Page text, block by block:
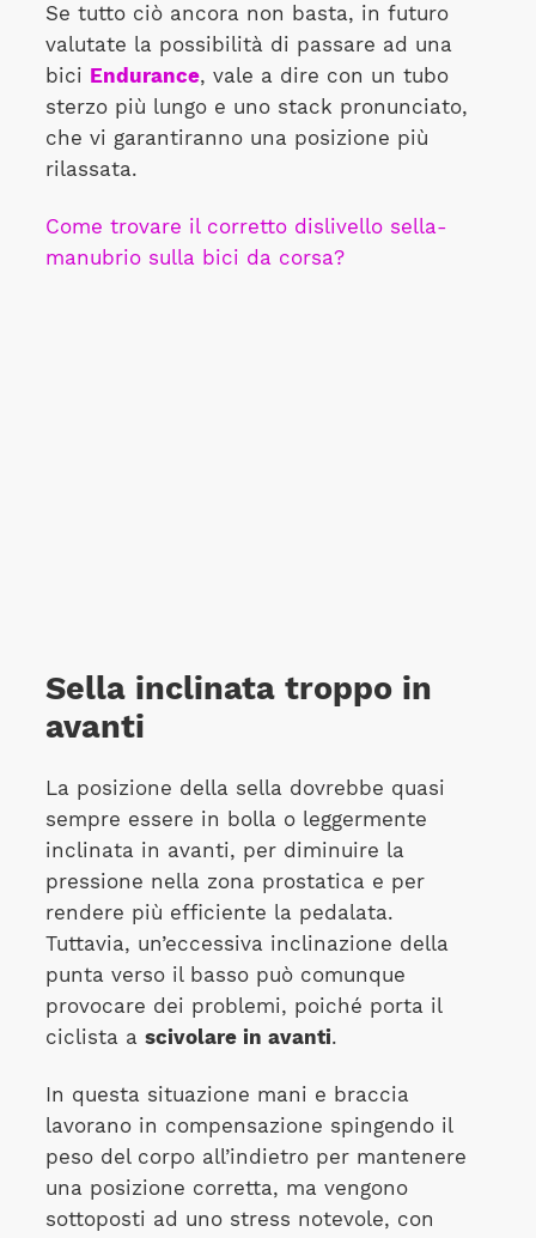
Se tutto ciò ancora non basta, in futuro
valutate la possibilità di passare ad una
bici Endurance, vale a dire con un tubo
sterzo più lungo e uno stack pronunciato,
che vi garantiranno una posizione più
rilassata.
Come trovare il corretto dislivello sella-
manubrio sulla bici da corsa?
Sella inclinata troppo in
avanti
La posizione della sella dovrebbe quasi
sempre essere in bolla o leggermente
inclinata in avanti, per diminuire la
pressione nella zona prostatica e per
rendere più efficiente la pedalata.
Tuttavia, un’eccessiva inclinazione della
punta verso il basso può comunque
provocare dei problemi, poiché porta il
ciclista a scivolare in avanti.
In questa situazione mani e braccia
lavorano in compensazione spingendo il
peso del corpo all’indietro per mantenere
una posizione corretta, ma vengono
sottoposti ad uno stress notevole, con